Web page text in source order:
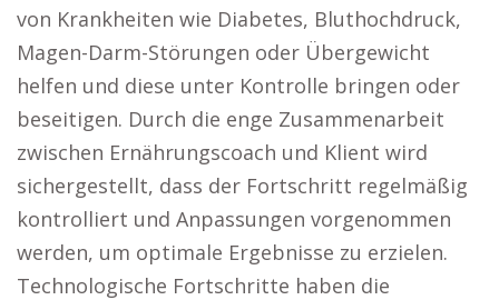
von Krankheiten wie Diabetes, Bluthochdruck,
Magen-Darm-Störungen oder Übergewicht
helfen und diese unter Kontrolle bringen oder
beseitigen. Durch die enge Zusammenarbeit
zwischen Ernährungscoach und Klient wird
sichergestellt, dass der Fortschritt regelmäßig
kontrolliert und Anpassungen vorgenommen
werden, um optimale Ergebnisse zu erzielen.
Technologische Fortschritte haben die